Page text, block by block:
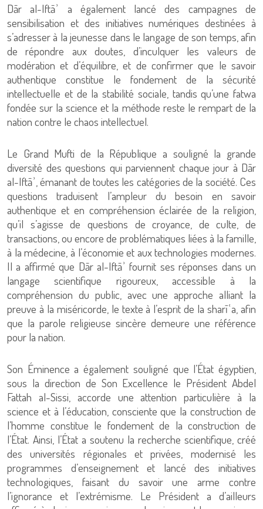
Dār al-Iftāʾ a également lancé des campagnes de
sensibilisation et des initiatives numériques destinées à
s’adresser à la jeunesse dans le langage de son temps, afin
de répondre aux doutes, d’inculquer les valeurs de
modération et d’équilibre, et de confirmer que le savoir
authentique constitue le fondement de la sécurité
intellectuelle et de la stabilité sociale, tandis qu’une fatwa
fondée sur la science et la méthode reste le rempart de la
nation contre le chaos intellectuel.
Le Grand Mufti de la République a souligné la grande
diversité des questions qui parviennent chaque jour à Dār
al-Iftāʾ, émanant de toutes les catégories de la société. Ces
questions traduisent l’ampleur du besoin en savoir
authentique et en compréhension éclairée de la religion,
qu’il s’agisse de questions de croyance, de culte, de
transactions, ou encore de problématiques liées à la famille,
à la médecine, à l’économie et aux technologies modernes.
Il a affirmé que Dār al-Iftāʾ fournit ses réponses dans un
langage scientifique rigoureux, accessible à la
compréhension du public, avec une approche alliant la
preuve à la miséricorde, le texte à l’esprit de la sharīʿa, afin
que la parole religieuse sincère demeure une référence
pour la nation.
Son Éminence a également souligné que l’État égyptien,
sous la direction de Son Excellence le Président Abdel
Fattah al-Sissi, accorde une attention particulière à la
science et à l’éducation, consciente que la construction de
l’homme constitue le fondement de la construction de
l’État. Ainsi, l’État a soutenu la recherche scientifique, créé
des universités régionales et privées, modernisé les
programmes d’enseignement et lancé des initiatives
technologiques, faisant du savoir une arme contre
l’ignorance et l’extrémisme. Le Président a d’ailleurs